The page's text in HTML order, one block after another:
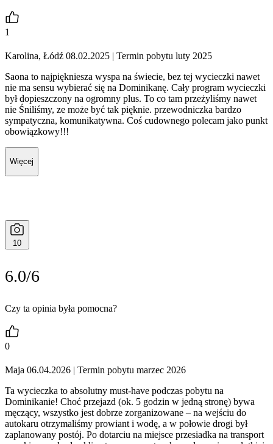
1
Karolina, Łódź 08.02.2025 | Termin pobytu luty 2025
Saona to najpiękniesza wyspa na świecie, bez tej wycieczki nawet
nie ma sensu wybierać się na Dominikanę. Cały program wycieczki
był dopieszczony na ogromny plus. To co tam przeżyliśmy nawet
nie Śniliśmy, ze może być tak pięknie. przewodniczka bardzo
sympatyczna, komunikatywna. Coś cudownego polecam jako punkt
obowiązkowy!!!
Więcej
10
6.0/6
Czy ta opinia była pomocna?
0
Maja 06.04.2026 | Termin pobytu marzec 2026
Ta wycieczka to absolutny must-have podczas pobytu na
Dominikanie! Choć przejazd (ok. 5 godzin w jedną stronę) bywa
męczący, wszystko jest dobrze zorganizowane – na wejściu do
autokaru otrzymaliśmy prowiant i wodę, a w połowie drogi był
zaplanowany postój. Po dotarciu na miejsce przesiadka na transport